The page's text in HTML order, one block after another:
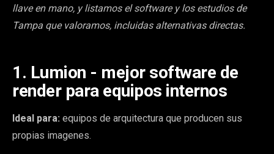
llave en mano, y listamos el software y los estudios de
Tampa que valoramos, incluidas alternativas directas.
1. Lumion - mejor software de
render para equipos internos
Ideal para: equipos de arquitectura que producen sus
propias imagenes.